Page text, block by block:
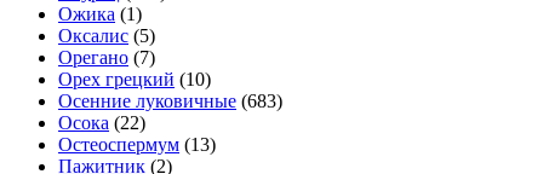
Ожика (1)
Оксалис (5)
Орегано (7)
Орех грецкий (10)
Осенние луковичные (683)
Осока (22)
Остеоспермум (13)
Пажитник (2)